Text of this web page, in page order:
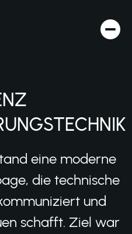
eine moderne
die technische
und
schafft. Ziel war